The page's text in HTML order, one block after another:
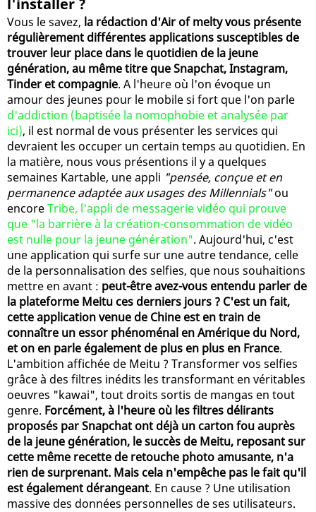
l'installer ?
Vous le savez, la rédaction d'Air of melty vous présente
régulièrement différentes applications susceptibles de
trouver leur place dans le quotidien de la jeune
génération, au même titre que Snapchat, Instagram,
Tinder et compagnie. A l'heure où l'on évoque un
amour des jeunes pour le mobile si fort que l'on parle
d'addiction (baptisée la nomophobie et analysée par
ici), il est normal de vous présenter les services qui
devraient les occuper un certain temps au quotidien. En
la matière, nous vous présentions il y a quelques
semaines Kartable, une appli "pensée, conçue et en
permanence adaptée aux usages des Millennials"ou
encoreTribe, l'appli de messagerie vidéo qui prouve
que "la barrière à la création-consommation de vidéo
est nulle pour la jeune génération". Aujourd'hui, c'est
une application qui surfe sur une autre tendance, celle
de la personnalisation des selfies, que nous souhaitions
mettre en avant : peut-être avez-vous entendu parler de
la plateforme Meitu ces derniers jours ? C'est un fait,
cette application venue de Chine est en train de
connaître un essor phénoménal en Amérique du Nord,
et on en parle également de plus en plus en France.
L'ambition affichée de Meitu ? Transformer vos selfies
grâce à des filtres inédits les transformant en véritables
oeuvres "kawai", tout droits sortis de mangas en tout
genre. Forcément, à l'heure où les filtres délirants
proposés par Snapchat ont déjà un carton fou auprès
de la jeune génération, le succès de Meitu, reposant sur
cette même recette de retouche photo amusante, n'a
rien de surprenant. Mais cela n'empêche pas le fait qu'il
est également dérangeant. En cause ? Une utilisation
massive des données personnelles de ses utilisateurs.